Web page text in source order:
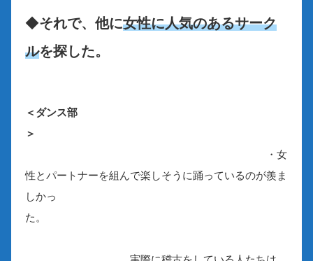
◆それで、他に女性に人気のあるサーク
ルを探した。
＜ダンス部
＞
・女
性とパートナーを組んで楽しそうに踊っているのが羨ま
しかっ
た。